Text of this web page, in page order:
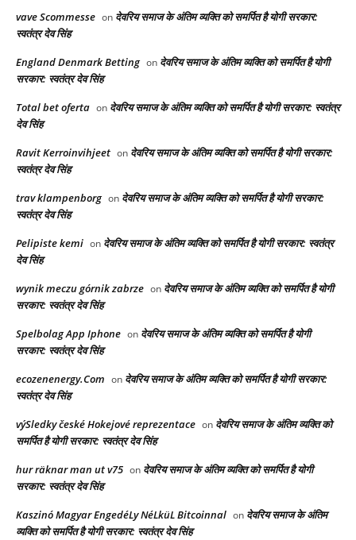
vave Scommesse on देवरिय समाज के अंतिम व्यक्ति को समर्पित है योगी सरकार:
स्वतंत्र देव सिंह
England Denmark Betting on देवरिय समाज के अंतिम व्यक्ति को समर्पित है योगी
सरकार: स्वतंत्र देव सिंह
Total bet oferta on देवरिय समाज के अंतिम व्यक्ति को समर्पित है योगी सरकार: स्वतंत्र
देव सिंह
Ravit Kerroinvihjeet on देवरिय समाज के अंतिम व्यक्ति को समर्पित है योगी सरकार:
स्वतंत्र देव सिंह
trav klampenborg on देवरिय समाज के अंतिम व्यक्ति को समर्पित है योगी सरकार:
स्वतंत्र देव सिंह
Pelipiste kemi on देवरिय समाज के अंतिम व्यक्ति को समर्पित है योगी सरकार: स्वतंत्र
देव सिंह
wynik meczu górnik zabrze on देवरिय समाज के अंतिम व्यक्ति को समर्पित है योगी
सरकार: स्वतंत्र देव सिंह
Spelbolag App Iphone on देवरिय समाज के अंतिम व्यक्ति को समर्पित है योगी
सरकार: स्वतंत्र देव सिंह
ecozenenergy.Com on देवरिय समाज के अंतिम व्यक्ति को समर्पित है योगी सरकार:
स्वतंत्र देव सिंह
výSledky české Hokejové reprezentace on देवरिय समाज के अंतिम व्यक्ति को
समर्पित है योगी सरकार: स्वतंत्र देव सिंह
hur räknar man ut v75 on देवरिय समाज के अंतिम व्यक्ति को समर्पित है योगी
सरकार: स्वतंत्र देव सिंह
Kaszinó Magyar EngedéLy NéLküL Bitcoinnal on देवरिय समाज के अंतिम
व्यक्ति को समर्पित है योगी सरकार: स्वतंत्र देव सिंह